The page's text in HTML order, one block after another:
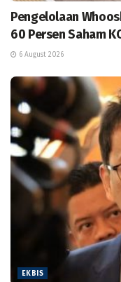
Pengelolaan
60 Persen Saham
6 August 2026
EKBIS